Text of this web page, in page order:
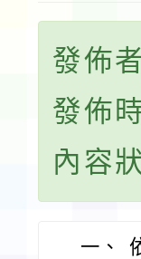
發佈
發佈
內容
一、